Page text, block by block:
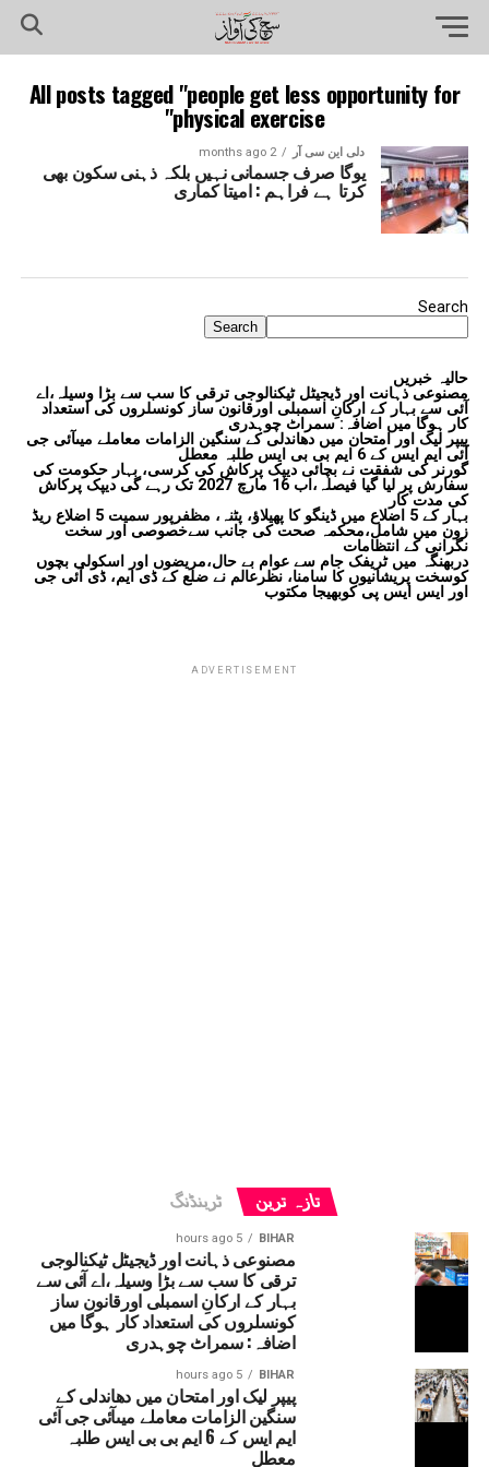
All posts tagged "people get less opportunity for
physical exercise"
دلی این سی آر 2 months ago
یوگا صرف جسمانی نہیں بلکہ ذہنی سکون بھی
کرتا ہے فراہم : امیتا کماری
Search
Search
حالیہ خبریں
مصنوعی ذہانت اور ڈیجیٹل ٹیکنالوجی ترقی کا سب سے بڑا وسیلہ،اے
آئی سے بہار کے ارکانِ اسمبلی اورقانون ساز کونسلروں کی استعداد
کار ہوگا میں اضافہ: سمراٹ چوہدری
پیپر لیک اور امتحان میں دھاندلی کے سنگین الزامات معاملے میںآئی جی
آئی ایم ایس کے 6 ایم بی بی ایس طلبہ معطل
گورنر کی شفقت نے بچائی دیپک پرکاش کی کرسی، بہار حکومت کی
سفارش پر لیا گیا فیصلہ،اب 16 مارچ 2027 تک رہے گی دیپک پرکاش
کی مدت کار
بہار کے 5 اضلاع میں ڈینگو کا پھیلاؤ، پٹنہ، مظفرپور سمیت 5 اضلاع ریڈ
زون میں شامل،محکمہ صحت کی جانب سےخصوصی اور سخت
نگرانی کے انتظامات
دربھنگہ میں ٹریفک جام سے عوام بے حال،مریضوں اور اسکولی بچوں
کوسخت پریشانیوں کا سامنا، نظرعالم نے ضلع کے ڈی ایم، ڈی آئی جی
اور ایس ایس پی کوبھیجا مکتوب
ADVERTISEMENT
تازہ ترین ٹرینڈنگ
BIHAR
5 hours ago
مصنوعی ذہانت اور ڈیجیٹل ٹیکنالوجی
ترقی کا سب سے بڑا وسیلہ،اے آئی سے
بہار کے ارکانِ اسمبلی اورقانون ساز
کونسلروں کی استعداد کار ہوگا میں
اضافہ: سمراٹ چوہدری
BIHAR
5 hours ago
پیپر لیک اور امتحان میں دھاندلی کے
سنگین الزامات معاملے میںآئی جی آئی
ایم ایس کے 6 ایم بی بی ایس طلبہ
معطل